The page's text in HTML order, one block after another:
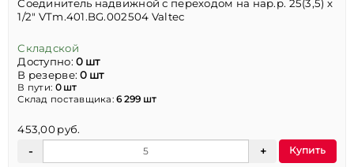
Соединитель надвижной с переходом на нар.р. 25(3,5) х
1/2" VTm.401.BG.002504 Valtec
Складской
Доступно:0 шт
В резерве:0 шт
В пути: 0 шт
Склад поставщика:6 299 шт
453,00 руб.
Купить